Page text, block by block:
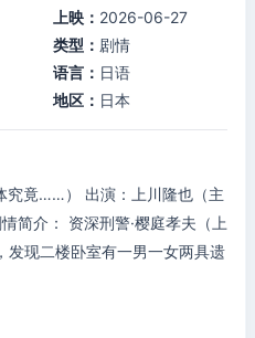
上映： 2026-06-27
类型： 剧情
语言： 日语
地区： 日本
究竟……） 出演：上川隆也（主
简介： 资深刑警·樱庭孝夫（上
发现二楼卧室有一男一女两具遗